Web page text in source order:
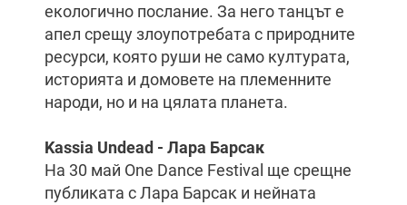
екологично послание. За него танцът е
апел срещу злоупотребата с природните
ресурси, която руши не само културата,
историята и домовете на племенните
народи, но и на цялата планета.
Kassia Undead - Лара Барсак
На 30 май One Dance Festival ще срещне
публиката с Лара Барсак и нейната